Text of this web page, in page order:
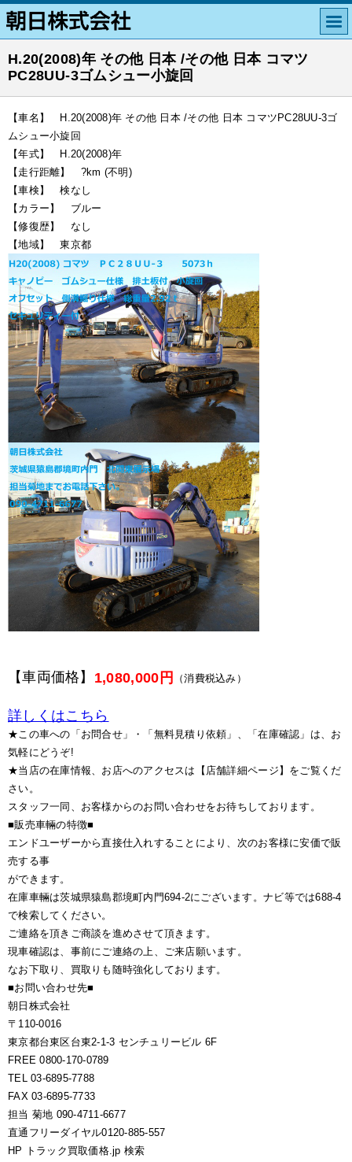
H.20(2008)年 その他 日本 /その他 日本 コマツ
PC28UU-3ゴムシュー小旋回
【車名】 H.20(2008)年 その他 日本 /その他 日本 コマツPC28UU-3ゴ
ムシュー小旋回
【年式】 H.20(2008)年
【走行距離】 ?km (不明)
【車検】 検なし
【カラー】 ブルー
【修復歴】 なし
【地域】 東京都
【車両価格】 1,080,000円 （消費税込み）
詳しくはこちら
★この車への「お問合せ」・「無料見積り依頼」、「在庫確認」は、お
気軽にどうぞ!
★当店の在庫情報、お店へのアクセスは【店舗詳細ページ】をご覧くだ
さい。
スタッフ一同、お客様からのお問い合わせをお待ちしております。
■販売車輛の特徴■
エンドユーザーから直接仕入れすることにより、次のお客様に安価で販
売する事
ができます。
在庫車輛は茨城県猿島郡境町内門694-2にございます。ナビ等では688-4
で検索してください。
ご連絡を頂きご商談を進めさせて頂きます。
現車確認は、事前にご連絡の上、ご来店願います。
なお下取り、買取りも随時強化しております。
■お問い合わせ先■
朝日株式会社
〒110-0016
東京都台東区台東2-1-3 センチュリービル 6F
FREE 0800-170-0789
TEL 03-6895-7788
FAX 03-6895-7733
担当 菊地 090-4711-6677
直通フリーダイヤル0120-885-557
HP トラック買取価格.jp 検索